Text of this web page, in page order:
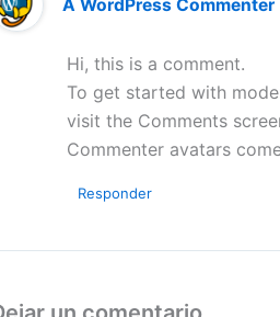
A WordPress Commenter
Hi, this is a comment.
To get started with
visit the Comments
Commenter avatars
Responder